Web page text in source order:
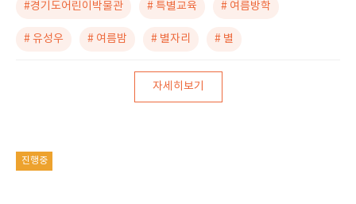
#경기도어린이박물관 # 특별교육 # 여름방학
# 유성우 # 여름밤 # 별자리 # 별
자세히보기
진행중